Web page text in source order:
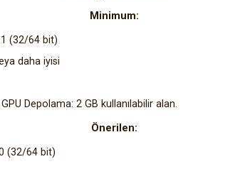
Minimum:
(32/64 bit)
daha iyisi
Depolama: 2 GB kullanılabilir alan.
Önerilen:
(32/64 bit)